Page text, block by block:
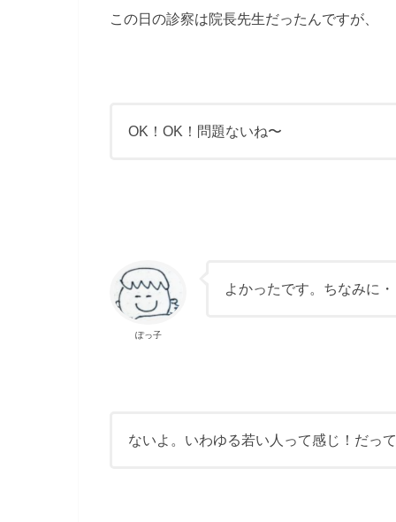
この日の診察は院長先生だったんですが、
OK！OK！問題ないね〜
ぽっ子
よかったです。ちなみに
ないよ。いわゆる若い人って感じ！だっ